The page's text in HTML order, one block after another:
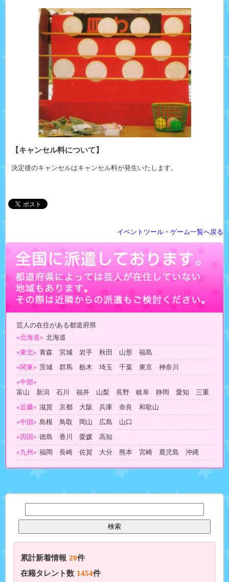
【キャンセル料について】
決定後のキャンセルはキャンセル料が発生いたします。
イベントツール・ゲーム一覧へ戻る
芸人の在住がある都道府県
«北海道» 北海道
«東北» 青森 宮城 岩手 秋田 山形 福島
«関東» 茨城 群馬 栃木 埼玉 千葉 東京 神奈川
«中部»
富山 新潟 石川 福井 山梨 長野 岐阜 静岡 愛知 三重
«近畿» 滋賀 京都 大阪 兵庫 奈良 和歌山
«中国» 島根 鳥取 岡山 広島 山口
«四国» 徳島 香川 愛媛 高知
«九州» 福岡 長崎 佐賀 大分 熊本 宮崎 鹿児島 沖縄
累計新着情報 20件
在籍タレント数 1454件